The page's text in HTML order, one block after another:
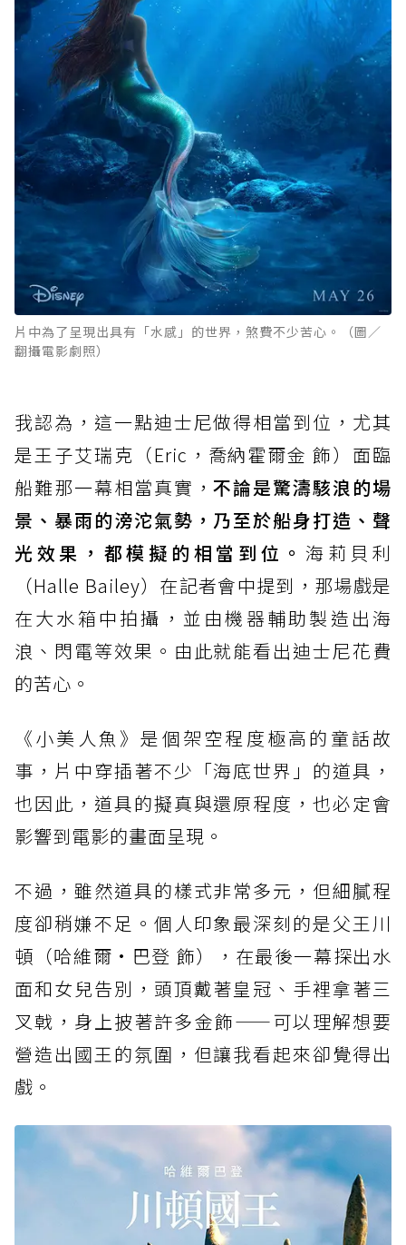
片中為了呈現出具有「水感」的世界，煞費不少苦心。（圖／
翻攝電影劇照）
我認為，這一點迪士尼做得相當到位，尤其
是王子艾瑞克（Eric，喬納霍爾金 飾）面臨
船難那一幕相當真實，不論是驚濤駭浪的場
景、暴雨的滂沱氣勢，乃至於船身打造、聲
光效果，都模擬的相當到位。 海莉貝利
（Halle Bailey）在記者會中提到，那場戲是
在大水箱中拍攝，並由機器輔助製造出海
浪、閃電等效果。由此就能看出迪士尼花費
的苦心。
《小美人魚》是個架空程度極高的童話故
事，片中穿插著不少「海底世界」的道具，
也因此，道具的擬真與還原程度，也必定會
影響到電影的畫面呈現。
不過，雖然道具的樣式非常多元，但細膩程
度卻稍嫌不足。個人印象最深刻的是父王川
頓（哈維爾·巴登 飾），在最後一幕探出水
面和女兒告別，頭頂戴著皇冠、手裡拿著三
叉戟，身上披著許多金飾——可以理解想要
營造出國王的氛圍，但讓我看起來卻覺得出
戲。